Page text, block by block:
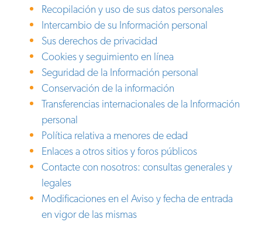
Recopilación y uso de sus datos personales
Intercambio de su Información personal
Sus derechos de privacidad
Cookies y seguimiento en línea
Seguridad de la Información personal
Conservación de la información
Transferencias internacionales de la Información
personal
Política relativa a menores de edad
Enlaces a otros sitios y foros públicos
Contacte con nosotros: consultas generales y
legales
Modificaciones en el Aviso y fecha de entrada
en vigor de las mismas